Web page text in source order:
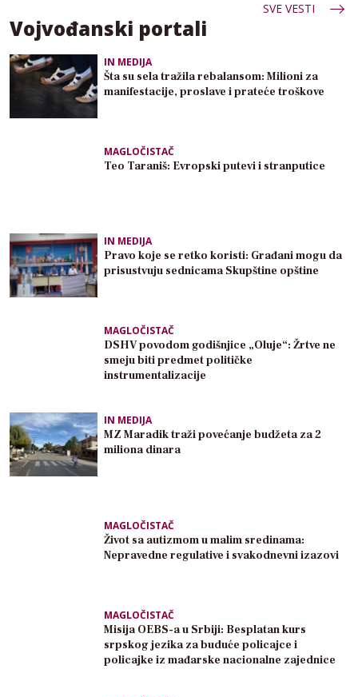
SVE VESTI
Vojvođanski portali
IN MEDIJA
Šta su sela tražila rebalansom: Milioni za
manifestacije, proslave i prateće troškove
MAGLOČISTAČ
Teo Taraniš: Evropski putevi i stranputice
IN MEDIJA
Pravo koje se retko koristi: Građani mogu da
prisustvuju sednicama Skupštine opštine
MAGLOČISTAČ
DSHV povodom godišnjice „Oluje“: Žrtve ne
smeju biti predmet političke
instrumentalizacije
IN MEDIJA
MZ Maradik traži povećanje budžeta za 2
miliona dinara
MAGLOČISTAČ
Život sa autizmom u malim sredinama:
Nepravedne regulative i svakodnevni izazovi
MAGLOČISTAČ
Misija OEBS-a u Srbiji: Besplatan kurs
srpskog jezika za buduće policajce i
policajke iz mađarske nacionalne zajednice